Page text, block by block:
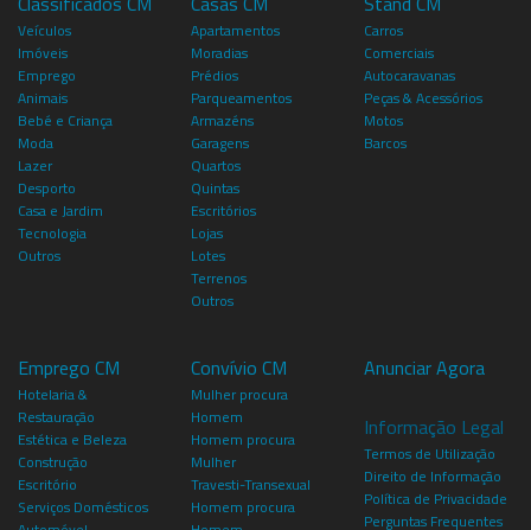
Veículos
Imóveis
Emprego
Animais
Bebé e Criança
Moda
Lazer
Desporto
Casa e Jardim
Tecnologia
Outros
Apartamentos
Moradias
Prédios
Parqueamentos
Armazéns
Garagens
Quartos
Quintas
Escritórios
Lojas
Lotes
Terrenos
Outros
Carros
Comerciais
Autocaravanas
Peças & Acessórios
Motos
Barcos
Emprego CM
Hotelaria &
Restauração
Estética e Beleza
Construção
Escritório
Serviços Domésticos
Convívio CM
Mulher procura
Homem
Homem procura
Mulher
Travesti-Transexual
Homem procura
Anunciar Agora
Informação Legal
Termos de Utilização
Direito de Informação
Política de Privacidade
Perguntas Frequentes